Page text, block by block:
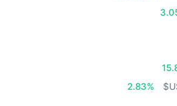
2.83%